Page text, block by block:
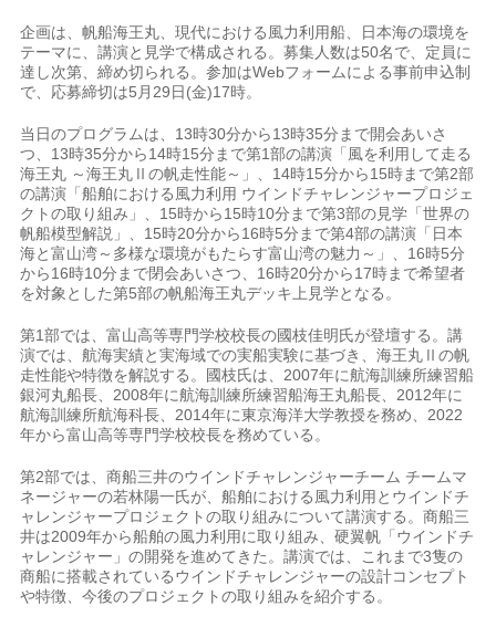
企画は、帆船海王丸、現代における風力利用船、日本海の環境を
テーマに、講演と見学で構成される。募集人数は50名で、定員に
達し次第、締め切られる。参加はWebフォームによる事前申込制
で、応募締切は5月29日(金)17時。
当日のプログラムは、13時30分から13時35分まで開会あいさ
つ、13時35分から14時15分まで第1部の講演「風を利用して走る
海王丸 ～海王丸Ⅱの帆走性能～」、14時15分から15時まで第2部
の講演「船舶における風力利用 ウインドチャレンジャープロジェ
クトの取り組み」、15時から15時10分まで第3部の見学「世界の
帆船模型解説」、15時20分から16時5分まで第4部の講演「日本
海と富山湾～多様な環境がもたらす富山湾の魅力～」、16時5分
から16時10分まで閉会あいさつ、16時20分から17時まで希望者
を対象とした第5部の帆船海王丸デッキ上見学となる。
第1部では、富山高等専門学校校長の國枝佳明氏が登壇する。講
演では、航海実績と実海域での実船実験に基づき、海王丸Ⅱの帆
走性能や特徴を解説する。國枝氏は、2007年に航海訓練所練習船
銀河丸船長、2008年に航海訓練所練習船海王丸船長、2012年に
航海訓練所航海科長、2014年に東京海洋大学教授を務め、2022
年から富山高等専門学校校長を務めている。
第2部では、商船三井のウインドチャレンジャーチーム チームマ
ネージャーの若林陽一氏が、船舶における風力利用とウインドチ
ャレンジャープロジェクトの取り組みについて講演する。商船三
井は2009年から船舶の風力利用に取り組み、硬翼帆「ウインドチ
ャレンジャー」の開発を進めてきた。講演では、これまで3隻の
商船に搭載されているウインドチャレンジャーの設計コンセプト
や特徴、今後のプロジェクトの取り組みを紹介する。